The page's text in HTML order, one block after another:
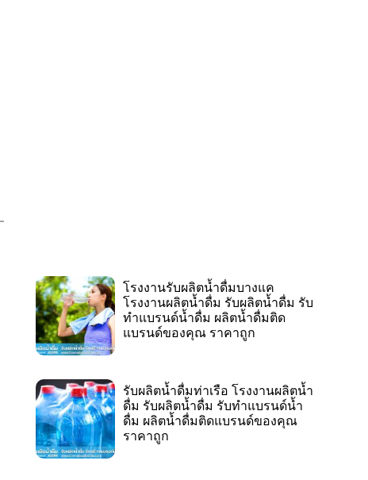
โรงงานรับผลิตน้ำดื่มบางแค
โรงงานผลิตน้ำดื่ม รับผลิตน้ำดื่ม รับ
ทำแบรนด์น้ำดื่ม ผลิตน้ำดื่มติด
แบรนด์ของคุณ ราคาถูก
รับผลิตน้ำดื่มท่าเรือ โรงงานผลิตน้ำ
ดื่ม รับผลิตน้ำดื่ม รับทำแบรนด์น้ำ
ดื่ม ผลิตน้ำดื่มติดแบรนด์ของคุณ
ราคาถูก